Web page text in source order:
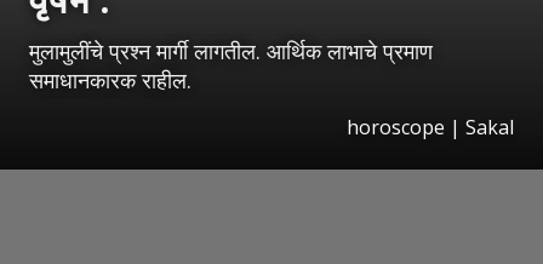
मुलामुलींचे प्रश्‍न मार्गी लागतील. आर्थिक लाभाचे प्रमाण
समाधानकारक राहील.
horoscope | Sakal